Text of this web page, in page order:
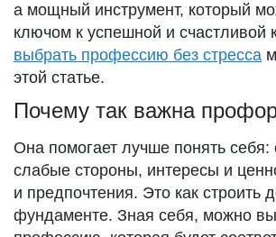
а мощный инструмент, который
ключом к успешной и счастливой
выбрать профессию без стресса
этой статье.
Почему так важна
Она помогает лучше понять себя:
слабые стороны, интересы и
и предпочтения. Это как строить
фундаменте. Зная себя, можно